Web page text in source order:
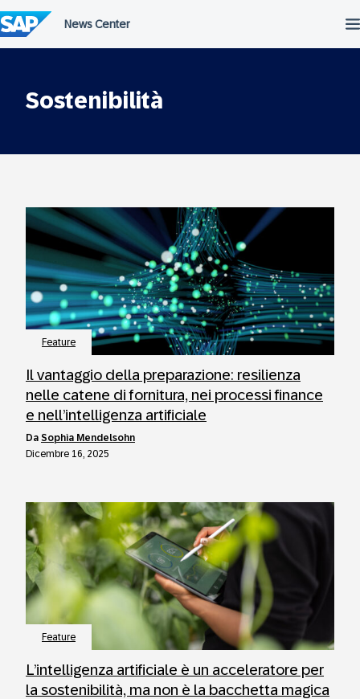
al
contenuto
Sostenibilità
Feature
Il vantaggio della preparazione: resilienza
nelle catene di fornitura, nei processi finance
e nell’intelligenza artificiale
da Sophia Mendelsohn
Dicembre 16, 2025
Feature
L’intelligenza artificiale è un acceleratore per
la sostenibilità, ma non è la bacchetta magica